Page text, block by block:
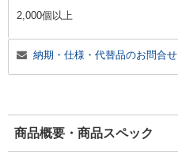
2,000個以上
納期・仕様・代替品のお問合せ
商品概要・商品スペック